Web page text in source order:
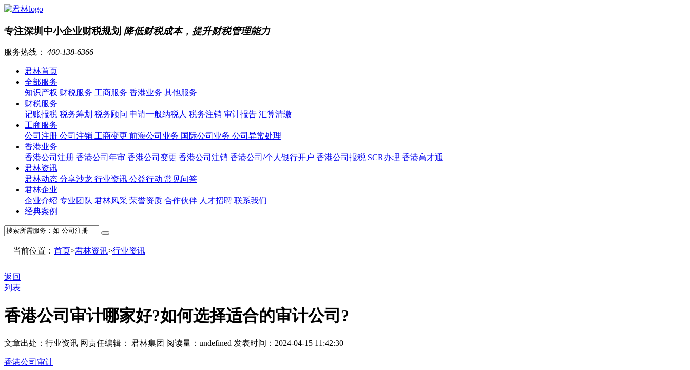
专注深圳中小企业财税规划 降低财税成本，提升财税管理能力
服务热线： 400-138-6366
君林首页
全部服务
知识产权 财税服务 工商服务 香港业务 其他服务
财税服务
记账报税 税务筹划 税务顾问 申请一般纳税人 税务注销 审计报告 汇算清缴
工商服务
公司注册 公司注销 工商变更 前海公司业务 国际公司业务 公司异常处理
香港业务
香港公司注册 香港公司年审 香港公司变更 香港公司注销 香港公司/个人银行开户 香港公司报税 SCR办理 香港高才通
君林资讯
君林动态 分享沙龙 行业资讯 公益行动 常见问答
君林企业
企业介绍 专业团队 君林风采 荣誉资质 合作伙伴 人才招聘 联系我们
经典案例
当前位置： 首页>君林资讯>行业资讯
返回
列表
香港公司审计哪家好?如何选择适合的审计公司?
文章出处：行业资讯 网责任编辑： 君林集团 阅读量： undefined 发表时间：2024-04-15 11:42:30
香港公司审计